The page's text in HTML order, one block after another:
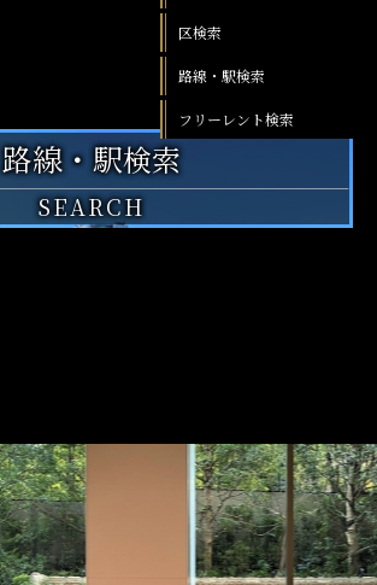
路線・駅検索
SEARCH
区検索
路線・駅検索
フリーレント検索